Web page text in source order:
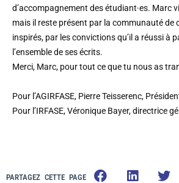
d’accompagnement des étudiant·es. Marc
mais il reste présent par la communauté de
inspirés, par les convictions qu’il a réussi à
l’ensemble de ses écrits.
Merci, Marc, pour tout ce que tu nous as
Pour l’AGIRFASE, Pierre Teisserenc,
Pour l’IRFASE, Véronique Bayer, directrice
PARTAGEZ CETTE PAGE